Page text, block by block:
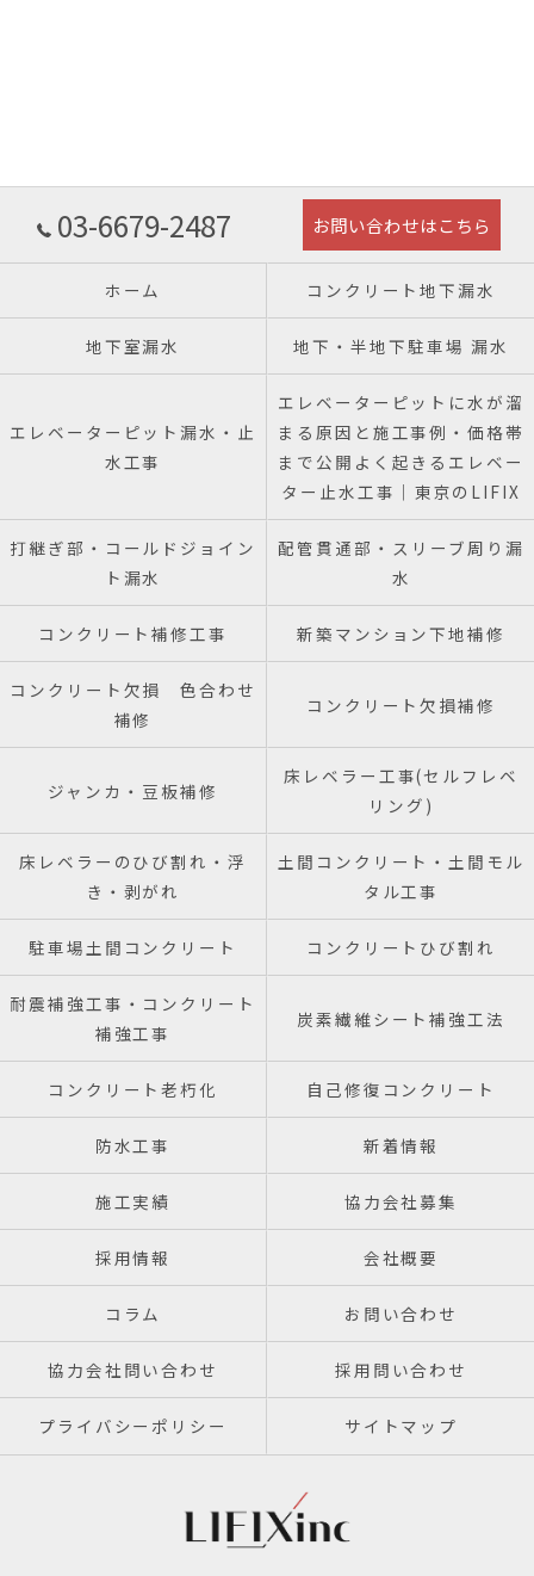
03-6679-2487 お問い合わせはこちら
ホーム コンクリート地下漏水
地下室漏水 地下・半地下駐車場 漏水
エレベーターピット漏水・止
水工事
エレベーターピットに水が溜
まる原因と施工事例・価格帯
まで公開よく起きるエレベー
ター止水工事｜東京のLIFIX
打継ぎ部・コールドジョイン
ト漏水
配管貫通部・スリーブ周り漏
水
コンクリート補修工事 新築マンション下地補修
コンクリート欠損 色合わせ
補修
コンクリート欠損補修
ジャンカ・豆板補修
床レベラー工事(セルフレベ
リング)
床レベラーのひび割れ・浮
き・剥がれ
土間コンクリート・土間モル
タル工事
駐車場土間コンクリート コンクリートひび割れ
耐震補強工事・コンクリート
補強工事
炭素繊維シート補強工法
コンクリート老朽化 自己修復コンクリート
防水工事 新着情報
施工実績 協力会社募集
採用情報 会社概要
コラム お問い合わせ
協力会社問い合わせ 採用問い合わせ
プライバシーポリシー サイトマップ